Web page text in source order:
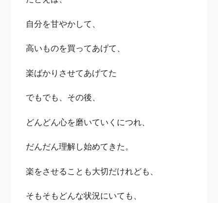
自分を甘やかして、
高いものを買ってあげて、
楽ばかりさせてあげてた
でもでも、その後、
どんどん心を磨いていくにつれ、
だんだん理解し始めてきた。
楽をさせることも大切だけれども、
そもそもどんな状況にいても、